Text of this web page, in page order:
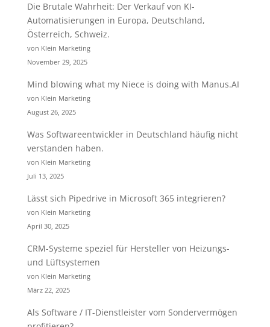
Die Brutale Wahrheit: Der Verkauf von KI-
Automatisierungen in Europa, Deutschland,
Österreich, Schweiz.
von Klein Marketing
November 29, 2025
Mind blowing what my Niece is doing with Manus.AI
von Klein Marketing
August 26, 2025
Was Softwareentwickler in Deutschland häufig nicht
verstanden haben.
von Klein Marketing
Juli 13, 2025
Lässt sich Pipedrive in Microsoft 365 integrieren?
von Klein Marketing
April 30, 2025
CRM-Systeme speziel für Hersteller von Heizungs-
und Lüftsystemen
von Klein Marketing
März 22, 2025
Als Software / IT-Dienstleister vom Sondervermögen